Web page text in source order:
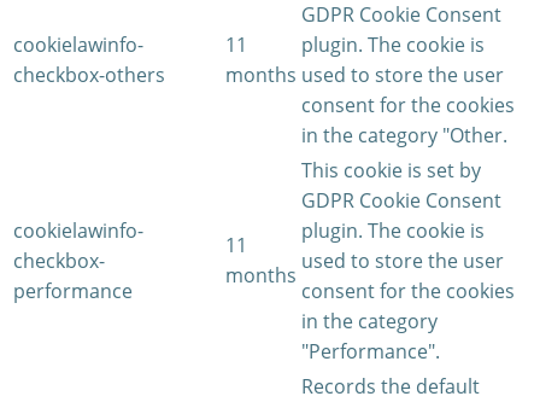
cookielawinfo-
checkbox-others
11
months
GDPR Cookie Consent
plugin. The cookie is
used to store the user
consent for the cookies
in the category "Other.
cookielawinfo-
checkbox-
performance
11
months
This cookie is set by
GDPR Cookie Consent
plugin. The cookie is
used to store the user
consent for the cookies
in the category
"Performance".
Records the default